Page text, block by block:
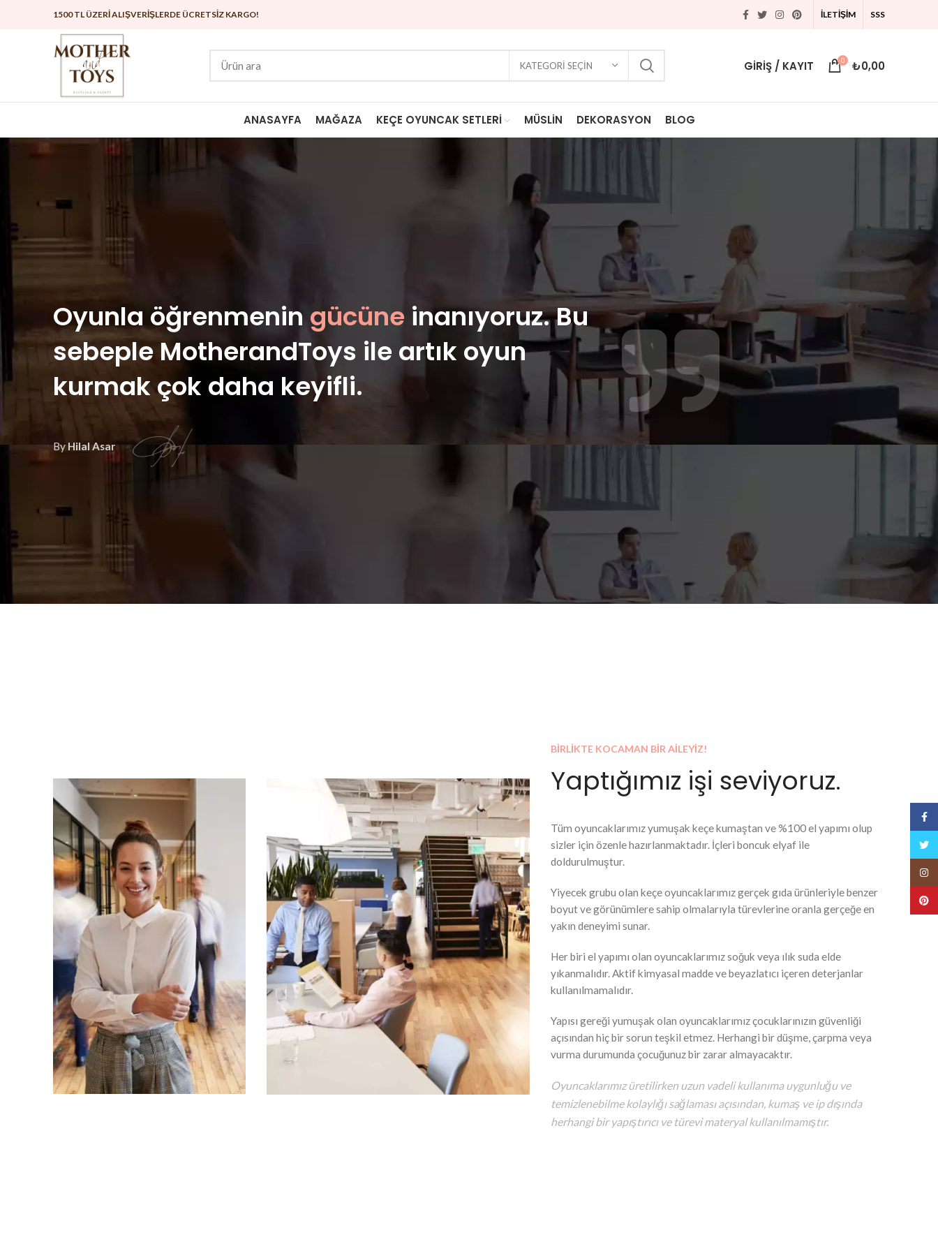
1500 TL ÜZERİ ALIŞVERİŞLERDE ÜCRETSİZ KARGO! İLETİŞİM SSS
KATEGORI SEÇIN GIRIŞ / KAYIT 0 ₺0,00
ANASAYFA MAĞAZA KEÇE OYUNCAK SETLERİ MÜSLIN DEKORASYON BLOG
Oyunla öğrenmenin gücüne inanıyoruz. Bu
sebeple MotherandToys ile artık oyun
kurmak çok daha keyifli.
By Hilal Asar
BİRLİKTE KOCAMAN BİR AİLEYİZ!
Yaptığımız işi seviyoruz.
Tüm oyuncaklarımız yumuşak keçe kumaştan ve %100 el yapımı olup
sizler için özenle hazırlanmaktadır. İçleri boncuk elyaf ile
doldurulmuştur.
Yiyecek grubu olan keçe oyuncaklarımız gerçek gıda ürünleriyle benzer
boyut ve görünümlere sahip olmalarıyla türevlerine oranla gerçeğe en
yakın deneyimi sunar.
Her biri el yapımı olan oyuncaklarımız soğuk veya ılık suda elde
yıkanmalıdır. Aktif kimyasal madde ve beyazlatıcı içeren deterjanlar
kullanılmamalıdır.
Yapısı gereği yumuşak olan oyuncaklarımız çocuklarınızın güvenliği
açısından hiç bir sorun teşkil etmez. Herhangi bir düşme, çarpma veya
vurma durumunda çocuğunuz bir zarar almayacaktır.
Oyuncaklarımız üretilirken uzun vadeli kullanıma uygunluğu ve
temizlenebilme kolaylığı sağlaması açısından, kumaş ve ip dışında
herhangi bir yapıştırıcı ve türevi materyal kullanılmamıştır.